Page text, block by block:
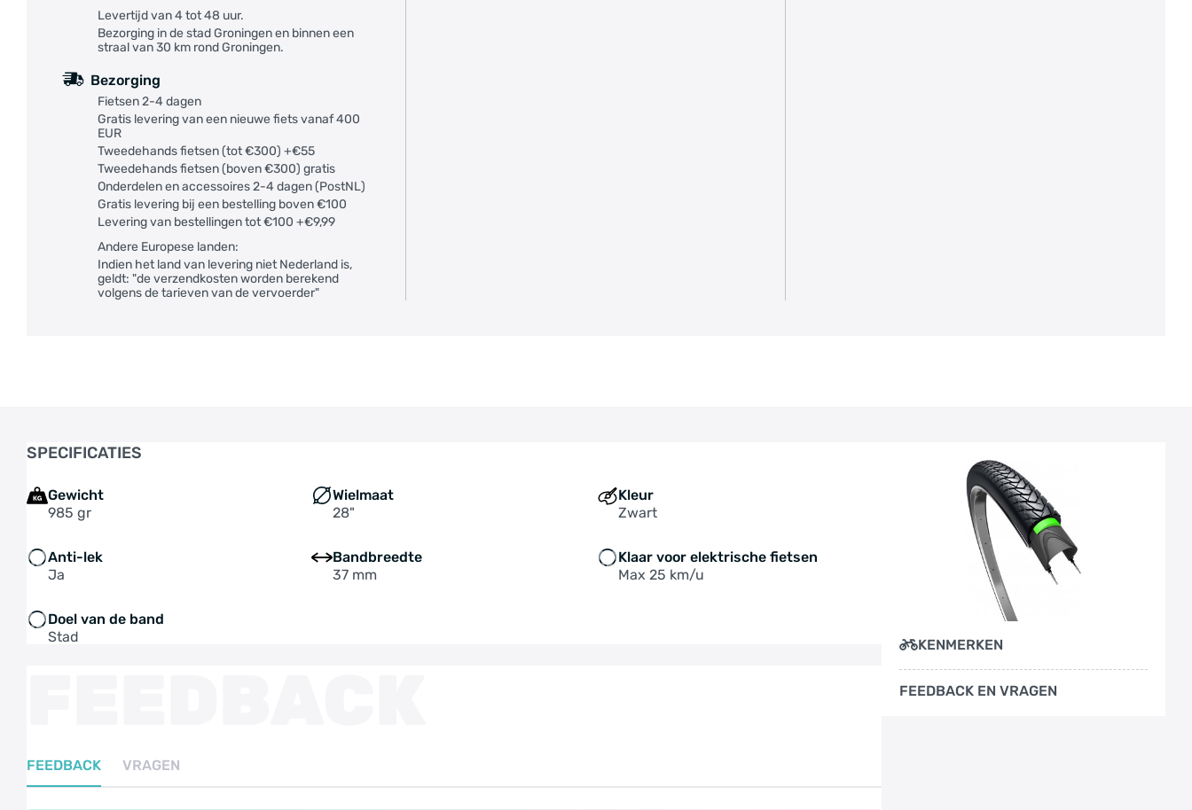
Levertijd van 4 tot 48 uur.
Bezorging in de stad Groningen en binnen een
straal van 30 km rond Groningen.
Bezorging
Fietsen 2-4 dagen
Gratis levering van een nieuwe fiets vanaf 400
EUR
Tweedehands fietsen (tot €300) +€55
Tweedehands fietsen (boven €300) gratis
Onderdelen en accessoires 2-4 dagen (PostNL)
Gratis levering bij een bestelling boven €100
Levering van bestellingen tot €100 +€9,99
Andere Europese landen:
Indien het land van levering niet Nederland is,
geldt: "de verzendkosten worden berekend
volgens de tarieven van de vervoerder"
SPECIFICATIES
Gewicht
985 gr
Wielmaat
28"
Kleur
Zwart
Anti-lek
Ja
Bandbreedte
37 mm
Klaar voor elektrische fietsen
Max 25 km/u
Doel van de band
Stad
FEEDBACK VRAGEN
KENMERKEN
FEEDBACK EN VRAGEN